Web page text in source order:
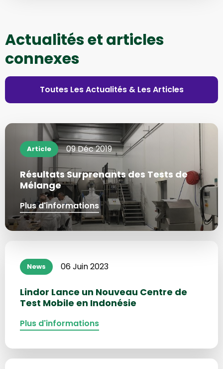
Actualités et articles
connexes
Toutes Les Actualités & Les Articles
Résultats Surprenants des Tests de
Mélange
Article 09 Déc 2019
Plus d'informations
Plus
d'informations
Lindor Lance un Nouveau Centre de
Test Mobile en Indonésie
News 06 Juin 2023
Plus d'informations
d'informations